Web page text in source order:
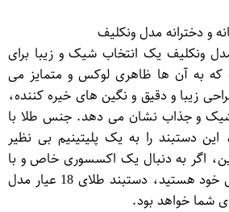
18 عیار مدل ونکلیف یک انتخاب شیک و زیبا برای
که به آن ها ظاهری لوکس و متمایز می
زیبا و دقیق و نگین های خیره کننده،
شیک و جذاب نشان می دهد. جنس طلا با
آن، این دستبند را به یک پلیتینیم بی نظیر
اگر به دنبال یک اکسسوری خاص و با
کیفیت برای تکمیل لباس خود هستید، دستبند طلای 18 عیار مدل
شما خواهد بود.